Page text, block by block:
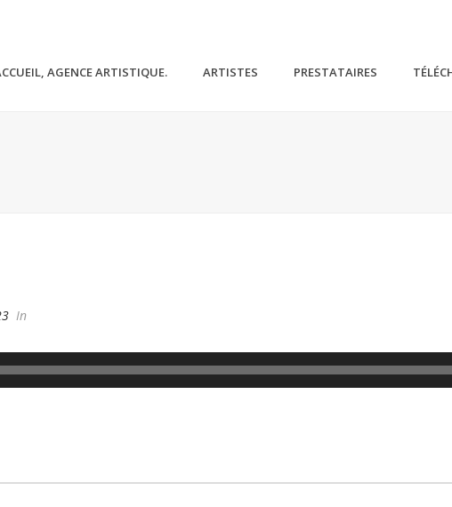
AGENCE ARTISTIQUE. ARTISTES PRESTATAIRES
In